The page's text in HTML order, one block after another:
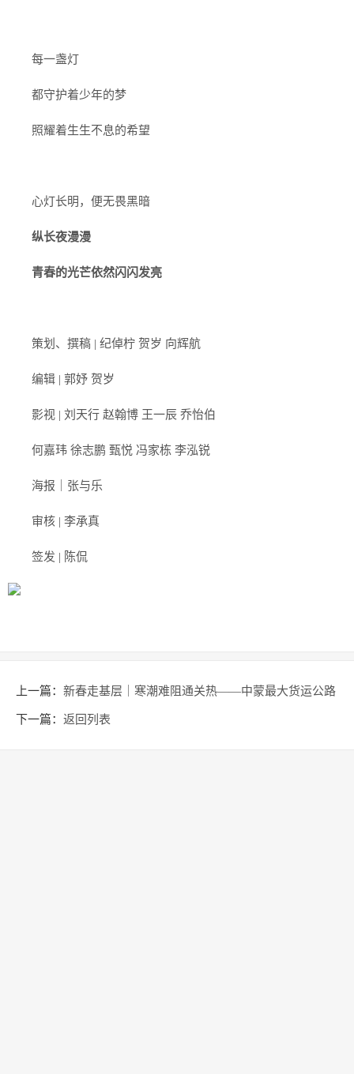
每一盏灯
都守护着少年的梦
照耀着生生不息的希望
心灯长明，便无畏黑暗
纵长夜漫漫
青春的光芒依然闪闪发亮
策划、撰稿 | 纪倬柠 贺岁 向辉航
编辑 | 郭妤 贺岁
影视 | 刘天行 赵翰博 王一辰 乔怡伯
何嘉玮 徐志鹏 甄悦 冯家栋 李泓锐
海报｜张与乐
审核 | 李承真
签发 | 陈侃
上一篇： 新春走基层｜寒潮难阻通关热——中蒙最大货运公路
口岸春节后通关首日见闻新春走基层｜寒潮难阻通关热——中
下一篇： 返回列表